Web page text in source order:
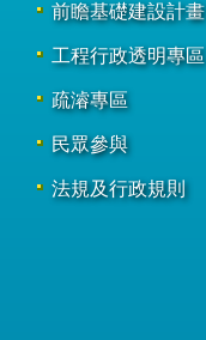
前瞻基礎建設計畫
工程行政透明專區
疏濬專區
民眾參與
法規及行政規則